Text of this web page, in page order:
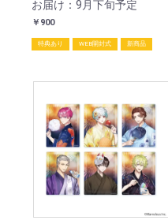
お届け：9月下旬予定
￥900
特典あり WEB開封式 新商品